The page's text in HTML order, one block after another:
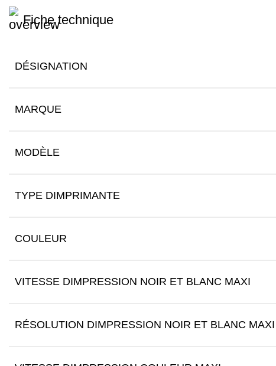
Fiche technique
DÉSIGNATION
MARQUE
MODÈLE
TYPE DIMPRIMANTE
COULEUR
VITESSE DIMPRESSION NOIR ET BLANC MAXI
RÉSOLUTION DIMPRESSION NOIR ET BLANC MAXI